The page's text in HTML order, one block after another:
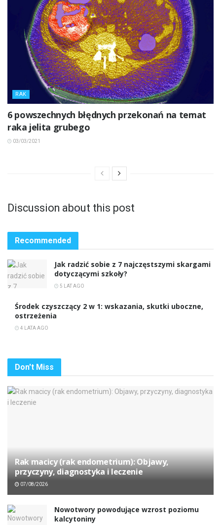
RAK
6 powszechnych błędnych przekonań na temat
raka jelita grubego
03/03/2021
Discussion about this post
Recommended
Jak radzić sobie z 7 najczęstszymi skargami
dotyczącymi szkoły?
5 LAT AGO
Środek czyszczący 2 w 1: wskazania, skutki uboczne,
ostrzeżenia
4 LATA AGO
Don't Miss
Rak macicy (rak endometrium): Objawy,
przyczyny, diagnostyka i leczenie
07/08/2026
Nowotwory powodujące wzrost poziomu
kalcytoniny